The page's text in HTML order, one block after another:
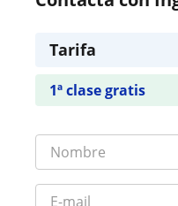
Tarifa
1ª clase gratis